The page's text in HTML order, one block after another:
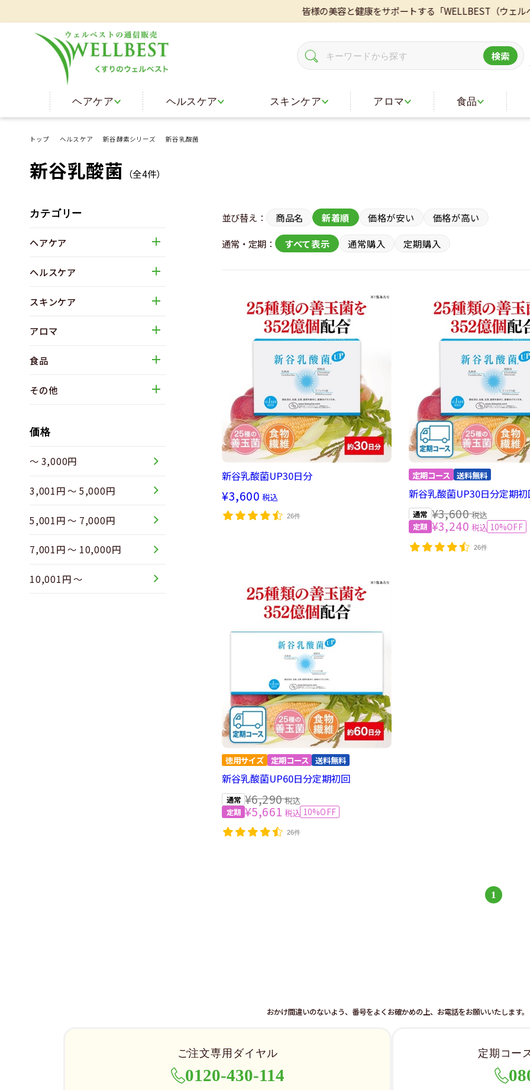
皆様の美容と健康をサポートする「WELLBEST（ウェルベス
検索
ヘアケア ヘルスケア スキンケア アロマ 食品
トップ ヘルスケア 新谷酵素シリーズ 新谷乳酸菌
新谷乳酸菌 （全4件）
カテゴリー
ヘアケア
ヘルスケア
スキンケア
アロマ
食品
その他
価格
～ 3,000円
3,001円 ～ 5,000円
5,001円 ～ 7,000円
7,001円 ～ 10,000円
10,001円 ～
並び替え： 商品名 新着順 価格が安い 価格が高い
通常・定期： すべて表示 通常購入 定期購入
新谷乳酸菌UP30日分
¥3,600 税込
26件
新谷乳酸菌UP30日分定期
¥3,240 税込 10%OFF
¥3,600税込
26件
新谷乳酸菌UP60日分定期初回
¥5,661 税込 10%OFF
¥6,290税込
26件
1
おかけ間違いのないよう、番号をよくお確かめの上、お電話をお願いいたします。
ご注文専用ダイヤル
0120-430-114
定期コー